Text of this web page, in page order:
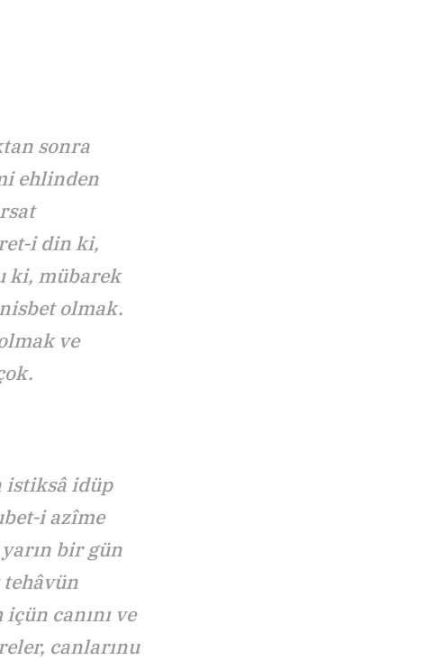
sonra
ehlinden
i din ki,
ki, mübarek
olmak.
ve
istiksâ idüp
i azîme
bir gün
tehâvün
canını ve
canlarınu